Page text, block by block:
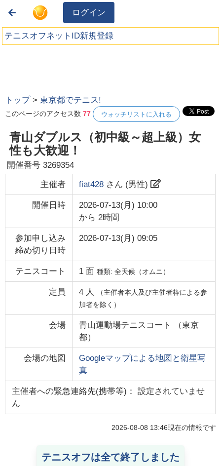
ログイン
テニスオフネットID新規登録
トップ >東京都でテニス!
このページのアクセス数77 ウォッチリストに入れる
青山ダブルス（初中級～超上級）女
性も大歓迎！
開催番号3269354
主催者 fiat428さん (男性)
開催日時
2026-07-13(月) 10:00
から 2時間
参加申し込み
締め切り日時
2026-07-13(月) 09:05
テニスコート 1面 種類: 全天候（オムニ）
定員 4 人
（主催者本人及び主催者枠による参
加者を除く）
会場 青山運動場テニスコート （東京
都）
会場の地図
Googleマップによる地図と衛星写
真
主催者への緊急連絡先(携帯等)： 設定されていませ
ん
2026-08-08 13:46現在の情報です
テニスオフは全て終了しました